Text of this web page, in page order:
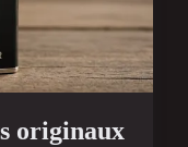
originaux